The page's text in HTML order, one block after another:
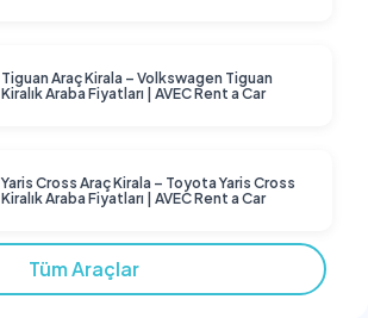
Tiguan Araç Kirala – Volkswagen Tiguan
Kiralık Araba Fiyatları | AVEC Rent a Car
Yaris Cross Araç Kirala – Toyota Yaris Cross
Kiralık Araba Fiyatları | AVEC Rent a Car
Tüm Araçlar